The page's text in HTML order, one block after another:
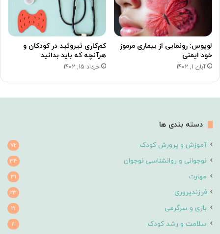
لوپوس: رونمایی از بیماری مرموز
خود ایمنی
آبان 1, 1402
کم‌کاری تیروئید در کودکان و
هرآنچه که باید بدانید
خرداد 15, 1402
دسته بندی ها
آموزش و پرورش کودک 72
نوجوانی و روانشناسی نوجوان 34
مهارت 31
فرزندپروری 23
بازی و سرگرمی 21
سلامت و رشد کودک 11